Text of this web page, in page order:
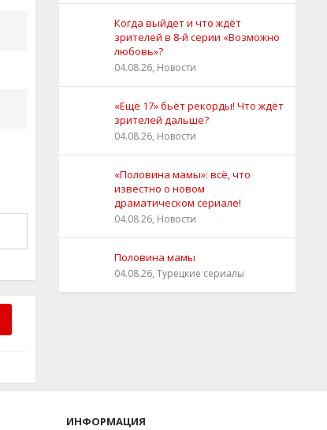
Когда выйдет и что ждёт
зрителей в 8-й серии «Возможно
любовь»?
04.08.26, Новости
«Ещё 17» бьёт рекорды! Что ждёт
зрителей дальше?
04.08.26, Новости
«Половина мамы»: всё, что
известно о новом
драматическом сериале!
04.08.26, Новости
Половина мамы
04.08.26, Турецкие сериалы
ИНФОРМАЦИЯ